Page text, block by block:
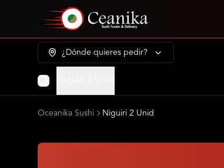
¿Dónde quieres pedir?
Oceanika Sushi Niguiri 2 Unid